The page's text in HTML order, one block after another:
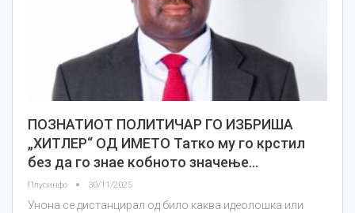
ПОЗНАТИОТ ПОЛИТИЧАР ГО ИЗБРИША
„ХИТЛЕР“ ОД ИМЕТО Татко му го крстил
без да го знае кобното значење…
Плусинфо 30/11/2025
Унона се дистанцирал од било каква идеолошка или